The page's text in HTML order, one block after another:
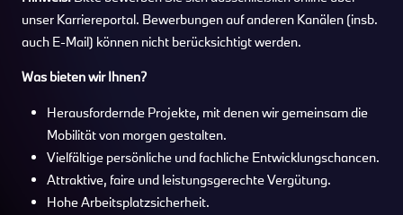
unser Karriereportal. Bewerbungen auf anderen Kanälen (insb.
auch E-Mail) können nicht berücksichtigt werden.
Was bieten wir Ihnen?
Herausfordernde Projekte, mit denen wir gemeinsam die
Mobilität von morgen gestalten.
Vielfältige persönliche und fachliche Entwicklungschancen.
Attraktive, faire und leistungsgerechte Vergütung.
Hohe Arbeitsplatzsicherheit.